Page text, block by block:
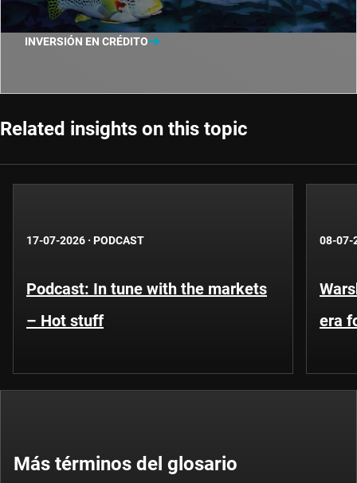
INVERSIÓN EN CRÉDITO
Related insights on this topic
17-07-2026 · PODCAST
Podcast: In tune with the markets
– Hot stuff
08-07-
era
Más términos del glosario